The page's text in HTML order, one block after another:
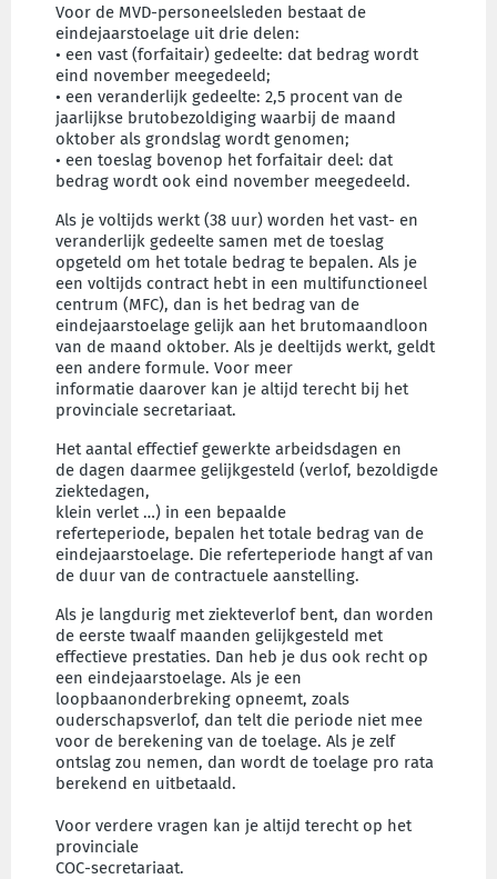
Voor de MVD-personeelsleden bestaat de
eindejaarstoelage uit drie delen:
• een vast (forfaitair) gedeelte: dat bedrag wordt
eind november meegedeeld;
• een veranderlijk gedeelte: 2,5 procent van de
jaarlijkse brutobezoldiging waarbij de maand
oktober als grondslag wordt genomen;
• een toeslag bovenop het forfaitair deel: dat
bedrag wordt ook eind november meegedeeld.
Als je voltijds werkt (38 uur) worden het vast- en
veranderlijk gedeelte samen met de toeslag
opgeteld om het totale bedrag te bepalen. Als je
een voltijds contract hebt in een multifunctioneel
centrum (MFC), dan is het bedrag van de
eindejaarstoelage gelijk aan het brutomaandloon
van de maand oktober. Als je deeltijds werkt, geldt
een andere formule. Voor meer
informatie daarover kan je altijd terecht bij het
provinciale secretariaat.
Het aantal effectief gewerkte arbeidsdagen en
de dagen daarmee gelijkgesteld (verlof, bezoldigde
ziektedagen,
klein verlet …) in een bepaalde
referteperiode, bepalen het totale bedrag van de
eindejaarstoelage. Die referteperiode hangt af van
de duur van de contractuele aanstelling.
Als je langdurig met ziekteverlof bent, dan worden
de eerste twaalf maanden gelijkgesteld met
effectieve prestaties. Dan heb je dus ook recht op
een eindejaarstoelage. Als je een
loopbaanonderbreking opneemt, zoals
ouderschapsverlof, dan telt die periode niet mee
voor de berekening van de toelage. Als je zelf
ontslag zou nemen, dan wordt de toelage pro rata
berekend en uitbetaald.
Voor verdere vragen kan je altijd terecht op het
provinciale
COC-secretariaat.